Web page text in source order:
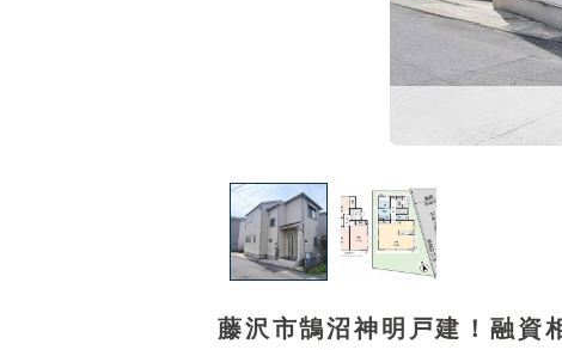
藤沢市鵠沼神明戸建！融資